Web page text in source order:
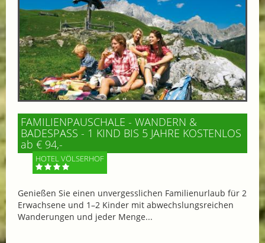
FAMILIENPAUSCHALE - WANDERN &
BADESPASS - 1 KIND BIS 5 JAHRE KOSTENLOS
ab € 94,-
HOTEL VÖLSERHOF
Genießen Sie einen unvergesslichen Familienurlaub für 2
Erwachsene und 1–2 Kinder mit abwechslungsreichen
Wanderungen und jeder Menge...